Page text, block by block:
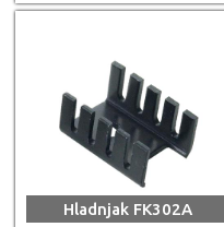
Hladnjak FK302A